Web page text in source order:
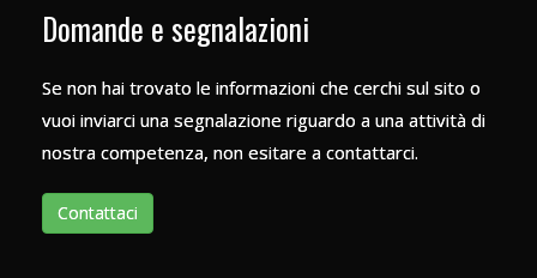
Domande e segnalazioni
Se non hai trovato le informazioni che cerchi sul sito o
vuoi inviarci una segnalazione riguardo a una attività di
nostra competenza, non esitare a contattarci.
Contattaci